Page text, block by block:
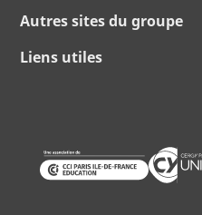
Autres sites du groupe
Liens utiles